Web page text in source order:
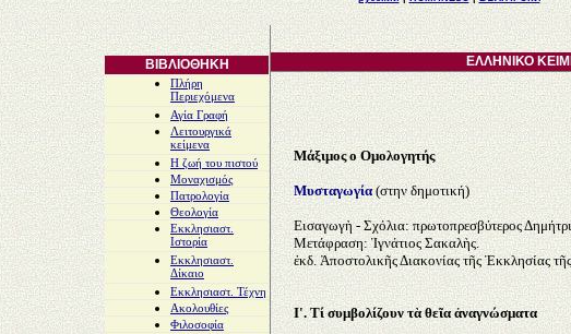
ΒΙΒΛΙΟΘΗΚΗ
Πλήρη
Περιεχόμενα
Αγία Γραφή
Λειτουργικά
κείμενα
Η ζωή του πιστού
Μοναχισμός
Πατρολογία
Θεολογία
Εκκλησιαστ.
Ιστορία
Εκκλησιαστ.
Δίκαιο
Εκκλησιαστ. Τέχνη
Ακολουθίες
Φιλοσοφία
ΕΛΛΗΝΙΚΟ
Μάξιμος ο Ομολογητής
Μυσταγωγία(στην δημοτική)
Εισαγωγὴ - Σχόλια: πρωτοπρεσβύτερος
Μετάφραση: Ἰγνάτιος Σακαλὴς.
ἐκδ. Ἀποστολικῆς Διακονίας τῆς Ἐκκλησίας
Ι'. Τί συμβολίζουν τὰ θεῖα ἀναγνώσματα